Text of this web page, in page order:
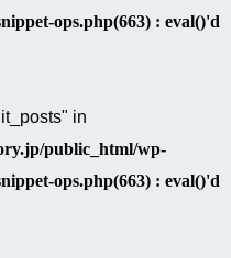
ops.php(663) : eval()'d
in
public_html/wp-
ops.php(663) : eval()'d